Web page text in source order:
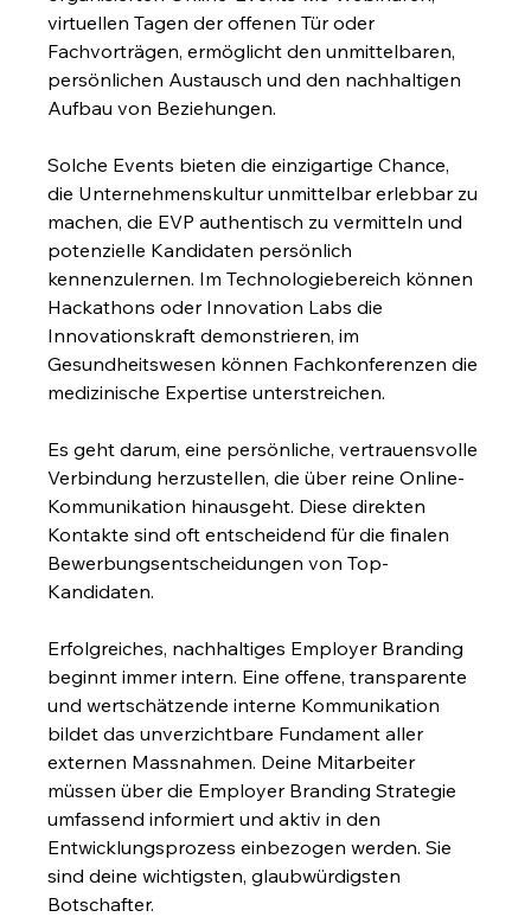
virtuellen Tagen der offenen Tür oder
Fachvorträgen, ermöglicht den unmittelbaren,
persönlichen Austausch und den nachhaltigen
Aufbau von Beziehungen.
Solche Events bieten die einzigartige Chance,
die Unternehmenskultur unmittelbar erlebbar zu
machen, die EVP authentisch zu vermitteln und
potenzielle Kandidaten persönlich
kennenzulernen. Im Technologiebereich können
Hackathons oder Innovation Labs die
Innovationskraft demonstrieren, im
Gesundheitswesen können Fachkonferenzen die
medizinische Expertise unterstreichen.
Es geht darum, eine persönliche, vertrauensvolle
Verbindung herzustellen, die über reine Online-
Kommunikation hinausgeht. Diese direkten
Kontakte sind oft entscheidend für die finalen
Bewerbungsentscheidungen von Top-
Kandidaten.
Erfolgreiches, nachhaltiges Employer Branding
beginnt immer intern. Eine offene, transparente
und wertschätzende interne Kommunikation
bildet das unverzichtbare Fundament aller
externen Massnahmen. Deine Mitarbeiter
müssen über die Employer Branding Strategie
umfassend informiert und aktiv in den
Entwicklungsprozess einbezogen werden. Sie
sind deine wichtigsten, glaubwürdigsten
Botschafter.